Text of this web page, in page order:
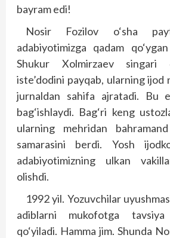
bayram edi!
Nosir Fozilov o‘sha
adabiyotimizga qadam
Shukur Xolmirzaev singari
iste’dodini payqab, ularning ijod
jurnaldan sahifa ajratadi. Bu
bag‘ishlaydi. Bag‘ri keng
ularning mehridan
samarasini berdi. Yosh
adabiyotimizning ulkan
olishdi.
1992 yil. Yozuvchilar
adiblarni mukofotga
qo‘yiladi. Hamma jim. Shunda